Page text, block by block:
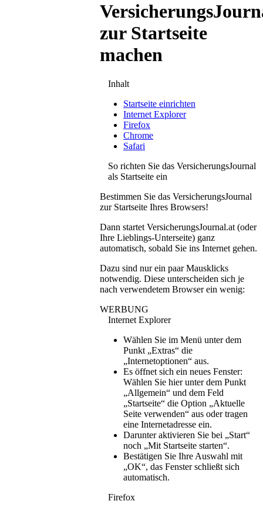
zur Startseite
machen
Inhalt
Startseite einrichten
Internet Explorer
Firefox
Chrome
Safari
So richten Sie das VersicherungsJournal
als Startseite ein
Bestimmen Sie das VersicherungsJournal
zur Startseite Ihres Browsers!
Dann startet VersicherungsJournal.at (oder
Ihre Lieblings-Unterseite) ganz
automatisch, sobald Sie ins Internet gehen.
Dazu sind nur ein paar Mausklicks
notwendig. Diese unterscheiden sich je
nach verwendetem Browser ein wenig:
WERBUNG
Internet Explorer
Wählen Sie im Menü unter dem
Punkt „Extras“ die
„Internetoptionen“ aus.
Es öffnet sich ein neues Fenster:
Wählen Sie hier unter dem Punkt
„Allgemein“ und dem Feld
„Startseite“ die Option „Aktuelle
Seite verwenden“ aus oder tragen
eine Internetadresse ein.
Darunter aktivieren Sie bei „Start“
noch „Mit Startseite starten“.
Bestätigen Sie Ihre Auswahl mit
„OK“, das Fenster schließt sich
automatisch.
Firefox